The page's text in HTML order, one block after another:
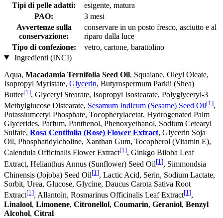
Tipi di pelle adatti:
esigente, matura
PAO:
3 mesi
Avvertenze sulla
conservazione:
conservare in un posto fresco, asciutto e al
riparo dalla luce
Tipo di confezione:
vetro, cartone, barattolino
Ingredienti (INCI)
Aqua, Macadamia Ternifolia Seed Oil, Squalane, Oleyl Oleate,
Isopropyl Myristate, Glycerin, Butyrospermum Parkii (Shea)
Butter[1], Glyceryl Stearate, Isopropyl Isostearate, Polyglyceryl-3
Methylglucose Distearate, Sesamum Indicum (Sesame) Seed Oil[1],
Potassiumcetyl Phosphate, Tocopherylacetat, Hydrogenated Palm
Glycerides, Parfum, Panthenol, Phenoxyethanol, Sodium Cetearyl
Sulfate, Rosa Centifolia (Rose) Flower Extract, Glycerin Soja
Oil, Phosphatidylcholine, Xanthan Gum, Tocopherol (Vitamin E),
Calendula Officinalis Flower Extract[1], Ginkgo Biloba Leaf
Extract, Helianthus Annus (Sunflower) Seed Oil[1], Simmondsia
Chinensis (Jojoba) Seed Oil[1], Lactic Acid, Serin, Sodium Lactate,
Sorbit, Urea, Glucose, Glycine, Daucus Carota Sativa Root
Extract[1], Allantoin, Rosmarinus Officinalis Leaf Extract[1],
Linalool, Limonene, Citronellol, Coumarin, Geraniol, Benzyl
Alcohol, Citral